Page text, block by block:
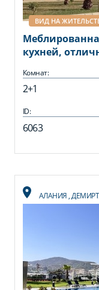
ВИД НА
кухней, отличный вариант для
жительство в
Комнат:
2+1
ID:
6063
АЛАНИЯ,